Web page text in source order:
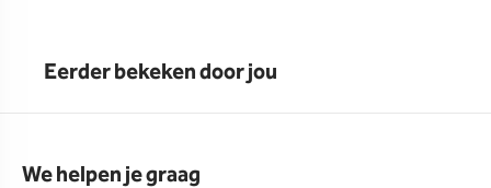
Eerder bekeken door jou
We helpen je graag